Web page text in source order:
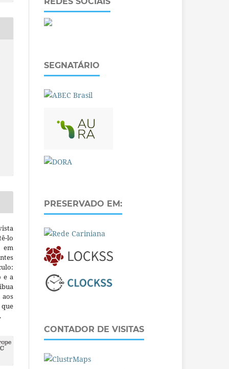
lo
em
e a
SEGNATÁRIO
PRESERVADO EM:
CONTADOR DE VISITAS